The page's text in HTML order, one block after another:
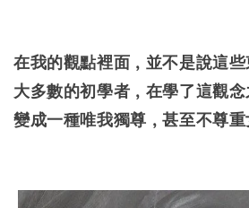
在我的觀點裡面，並不是說這
大多數的初學者，在學了這觀
變成一種唯我獨尊，甚至不尊重